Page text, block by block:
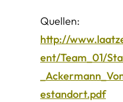
Quellen:
http://
ent/Team_01/
estandort.pdf